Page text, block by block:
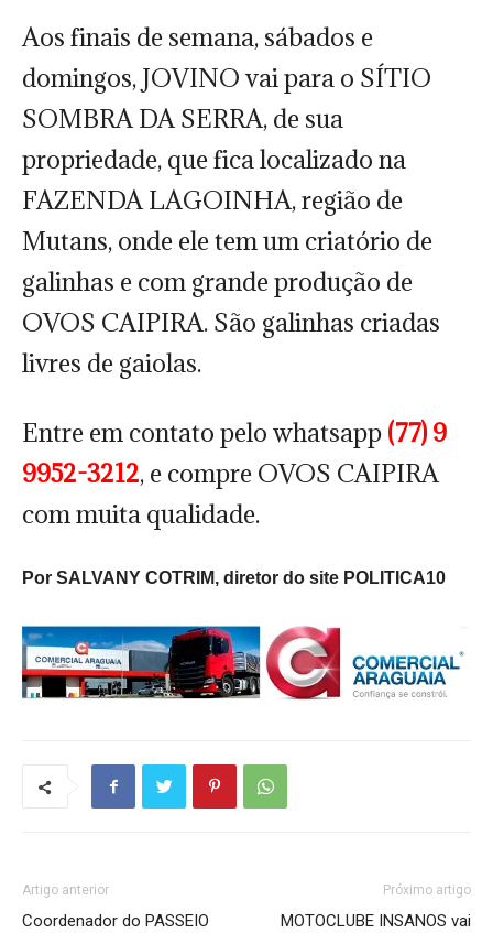
Aos finais de semana, sábados e
domingos, JOVINO vai para o SÍTIO
SOMBRA DA SERRA, de sua
propriedade, que fica localizado na
FAZENDA LAGOINHA, região de
Mutans, onde ele tem um criatório de
galinhas e com grande produção de
OVOS CAIPIRA. São galinhas criadas
livres de gaiolas.
Entre em contato pelo whatsapp (77) 9
9952-3212, e compre OVOS CAIPIRA
com muita qualidade.
Por SALVANY COTRIM, diretor do site POLITICA10
Artigo anterior
Coordenador do PASSEIO
Próximo artigo
MOTOCLUBE INSANOS vai